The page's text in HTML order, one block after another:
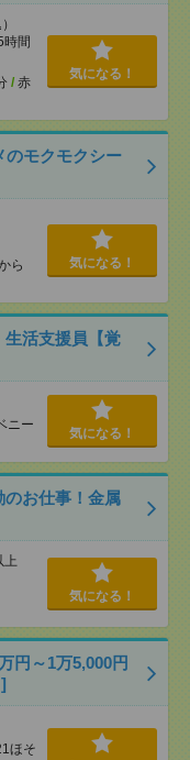
間
/ 赤
気になる！
のモクモクシー
ら
気になる！
生活支援員【覚
ニー
気になる！
のお仕事！金属
上
気になる！
円～1万5,000円
ほそ